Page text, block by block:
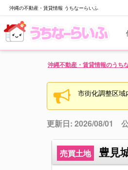
沖縄の不動産・賃貸情報 うちなーらいふ
沖縄不動産・賃貸情報のうち
市街化調整区
更新日: 2026/08/01
売買土地 豊見